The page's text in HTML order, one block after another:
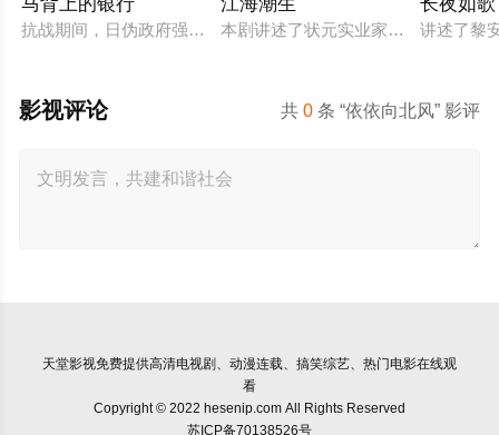
抗战期间，日伪政府强行推广、使用由“中国准备银行”发行的伪
本剧讲述了状元实业家张謇创办大生
讲述了黎
共0 条 “依依向北风” 影评
影视评论
天堂影视免费提供高清电视剧、动漫连载、搞笑综艺、热门电影在线观
看
Copyright © 2022 hesenip.com All Rights Reserved
苏ICP备70138526号